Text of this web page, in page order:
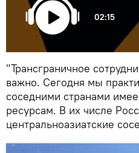
02:15
"Трансграничное
важно. Сегодня мы
соседними странами
ресурсам. В их числе
центральноазиатские